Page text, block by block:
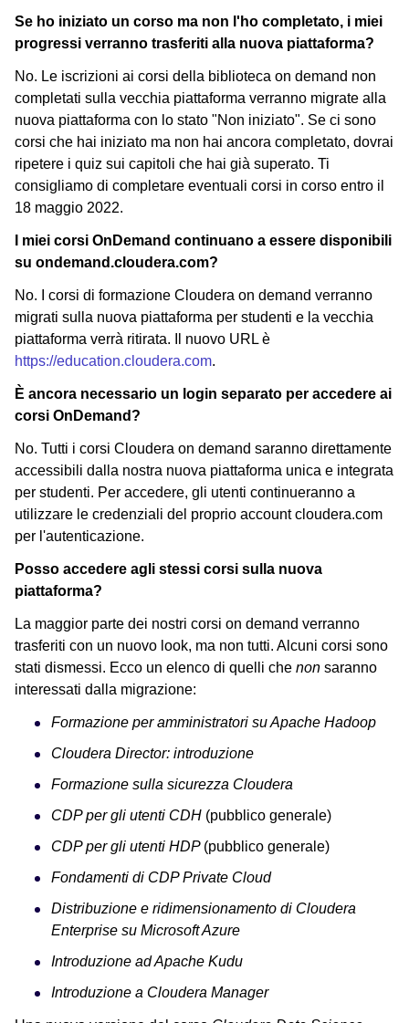
Se ho iniziato un corso ma non l'ho completato, i miei
progressi verranno trasferiti alla nuova piattaforma?
No. Le iscrizioni ai corsi della biblioteca on demand non
completati sulla vecchia piattaforma verranno migrate alla
nuova piattaforma con lo stato "Non iniziato". Se ci sono
corsi che hai iniziato ma non hai ancora completato, dovrai
ripetere i quiz sui capitoli che hai già superato. Ti
consigliamo di completare eventuali corsi in corso entro il
18 maggio 2022.
I miei corsi OnDemand continuano a essere disponibili
su ondemand.cloudera.com?
No. I corsi di formazione Cloudera on demand verranno
migrati sulla nuova piattaforma per studenti e la vecchia
piattaforma verrà ritirata. Il nuovo URL è
https://education.cloudera.com.
È ancora necessario un login separato per accedere ai
corsi OnDemand?
No. Tutti i corsi Cloudera on demand saranno direttamente
accessibili dalla nostra nuova piattaforma unica e integrata
per studenti. Per accedere, gli utenti continueranno a
utilizzare le credenziali del proprio account cloudera.com
per l'autenticazione.
Posso accedere agli stessi corsi sulla nuova
piattaforma?
La maggior parte dei nostri corsi on demand verranno
trasferiti con un nuovo look, ma non tutti. Alcuni corsi sono
stati dismessi. Ecco un elenco di quelli che non saranno
interessati dalla migrazione:
Formazione per amministratori su Apache Hadoop
Cloudera Director: introduzione
Formazione sulla sicurezza Cloudera
CDP per gli utenti CDH (pubblico generale)
CDP per gli utenti HDP (pubblico generale)
Fondamenti di CDP Private Cloud
Distribuzione e ridimensionamento di Cloudera
Enterprise su Microsoft Azure
Introduzione ad Apache Kudu
Introduzione a Cloudera Manager